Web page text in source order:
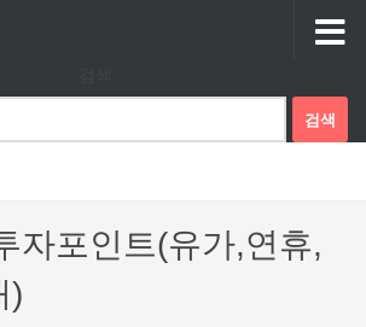
색:
자포인트(유가,연휴,
)